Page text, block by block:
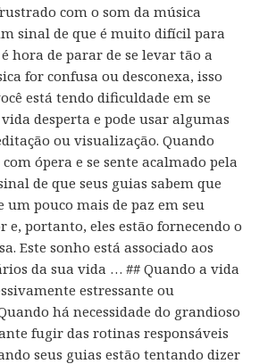
com o som da música
sinal de que é muito difícil para
hora de parar de se levar tão a
for confusa ou desconexa, isso
está tendo dificuldade em se
desperta e pode usar algumas
ou visualização. Quando
ópera e se sente acalmado pela
de que seus guias sabem que
um pouco mais de paz em seu
portanto, eles estão fornecendo o
Este sonho está associado aos
da sua vida … ## Quando a vida
estressante ou
há necessidade do grandioso
fugir das rotinas responsáveis
seus guias estão tentando dizer